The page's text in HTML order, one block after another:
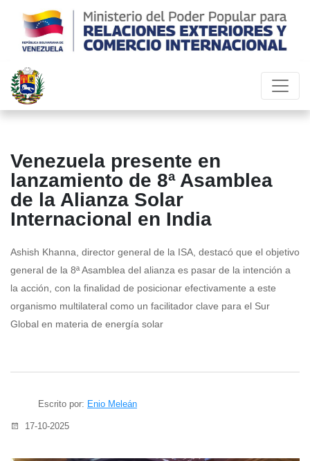
Venezuela presente en
lanzamiento de 8ª Asamblea
de la Alianza Solar
Internacional en India
Ashish Khanna, director general de la ISA, destacó que el objetivo
general de la 8ª Asamblea del alianza es pasar de la intención a
la acción, con la finalidad de posicionar efectivamente a este
organismo multilateral como un facilitador clave para el Sur
Global en materia de energía solar
Escrito por: Enio Meleán
17-10-2025